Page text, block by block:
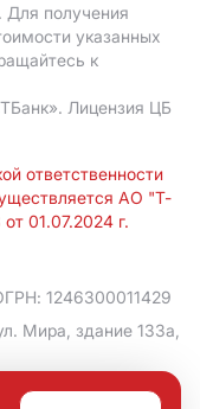
Для получения
указанных
к
Лицензия ЦБ
ответственности
АО "Т-
01.07.2024 г.
1246300011429
Мира, здание 133а,
данных